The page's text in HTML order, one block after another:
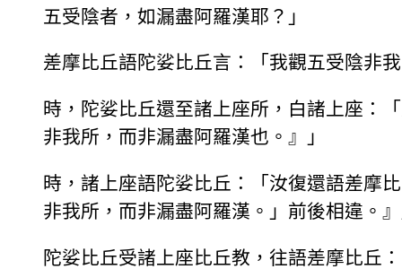
五受陰者，如漏盡阿羅漢耶？」
差摩比丘語陀娑比丘言：「我觀五受陰非
時，陀娑比丘還至諸上座所，白諸上座：
非我所，而非漏盡阿羅漢也。』」
時，諸上座語陀娑比丘：「汝復還語差摩
非我所，而非漏盡阿羅漢。」前後相違。
陀娑比丘受諸上座比丘教，往語差摩比丘